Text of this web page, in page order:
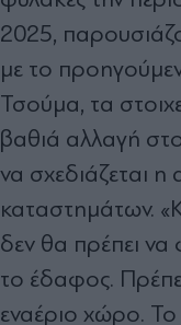
2025,
με το
Τσούμα, τα
βαθιά αλλαγή
να σχεδιάζεται
καταστημάτων.
δεν θα πρέπει
το έδαφος.
εναέριο χώρο.